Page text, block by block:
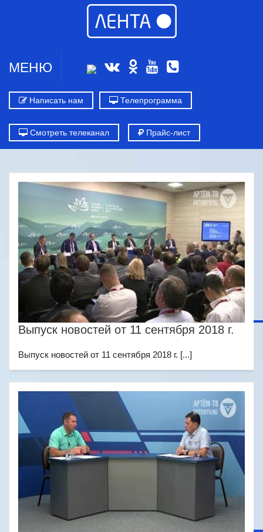
МЕНЮ
Написать нам Телепрограмма
Смотреть телеканал Прайс-лист
Выпуск новостей от 11 сентября 2018 г.
Выпуск новостей от 11 сентября 2018 г. [...]